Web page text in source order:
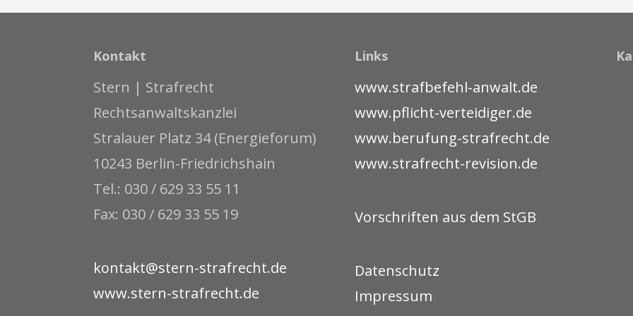
Kontakt
Stern | Strafrecht
Rechtsanwaltskanzlei
Stralauer Platz 34 (Energieforum)
10243 Berlin-Friedrichshain
Tel.: 030 / 629 33 55 11
Fax: 030 / 629 33 55 19
kontakt@stern-strafrecht.de
www.stern-strafrecht.de
Links
www.strafbefehl-anwalt.de
www.pflicht-verteidiger.de
www.berufung-strafrecht.de
www.strafrecht-revision.de
Vorschriften aus dem StGB
Datenschutz
Impressum